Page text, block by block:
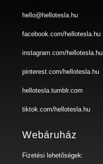
hello@hellotesla.hu
facebook.com/hellotesla.hu
instagram.com/hellotesla.hu
pinterest.com/hellotesla.hu
hellotesla.tumblr.com
tiktok.com/hellotesla.hu
Webáruház
Fizetési lehetőségek: